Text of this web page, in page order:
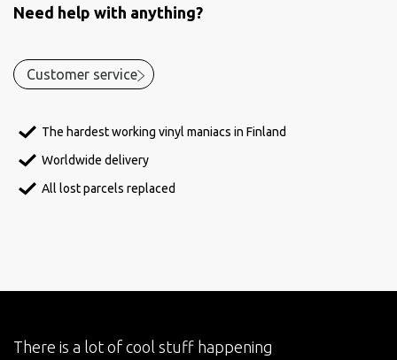
Need help with anything?
Customer service
The hardest working vinyl maniacs in Finland
Worldwide delivery
All lost parcels replaced
There is a lot of cool stuff happening